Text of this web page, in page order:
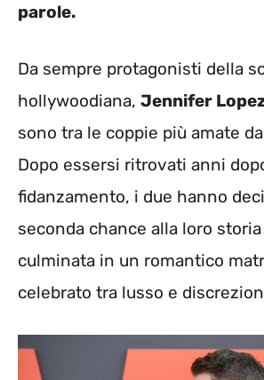
parole.
Da sempre protagonisti della
hollywoodiana, Jennifer
sono tra le coppie più amate
Dopo essersi ritrovati anni
fidanzamento, i due hanno
seconda chance alla loro storia
culminata in un romantico
celebrato tra lusso e